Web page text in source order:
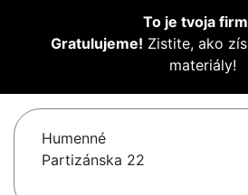
To je tvoja
Gratulujeme! Zistite, ako
materiály!
Humenné
Partizánska 22